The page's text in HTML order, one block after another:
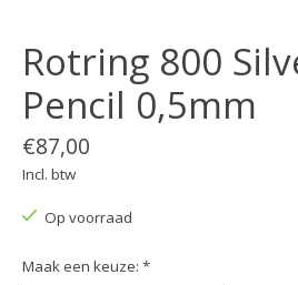
Rotring 800
Pencil 0,5mm
€87,00
Incl. btw
Op voorraad
Maak een keuze: *